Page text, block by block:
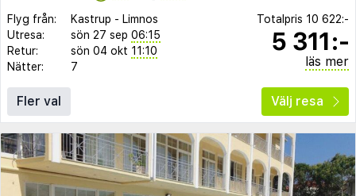
Flyg från: Kastrup - Limnos
Utresa:
sön 27 sep 06:15
Retur:
sön 04 okt 11:10
Nätter:
7
Totalpris 10 622:-
5 311:-
läs mer
Fler val Välj resa